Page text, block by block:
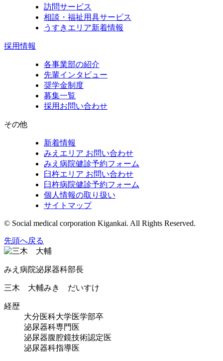
訪問サービス
相談・福祉用具サービス
うすきエリア新着情報
採用情報
各事業部の紹介
先輩インタビュー
奨学金制度
募集一覧
採用お問い合わせ
その他
新着情報
みえエリア お問い合わせ
みえ病院健診予約フォーム
臼杵エリア お問い合わせ
臼杵病院健診予約フォーム
個人情報の取り扱い
サイトマップ
© Social medical corporation Kigankai. All Rights Reserved.
先頭へ戻る
みえ病院泌尿器科部長
三木 大輔みき だいすけ
経歴
大分医科大学医学部卒
泌尿器科専門医
泌尿器腹腔鏡技術認定医
泌尿器科指導医